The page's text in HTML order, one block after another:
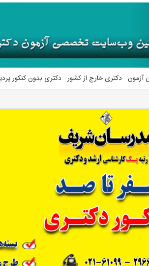
آزمون دکتری خارج از کشور دکتری بدون کنکور